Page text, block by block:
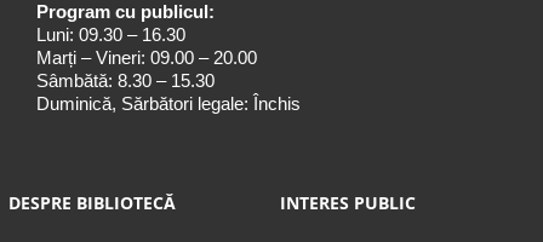
Program cu publicul:
Luni: 09.30 – 16.30
Marți – Vineri: 09.00 – 20.00
Sâmbătă: 8.30 – 15.30
Duminică, Sărbători legale: Închis
DESPRE BIBLIOTECĂ INTERES PUBLIC